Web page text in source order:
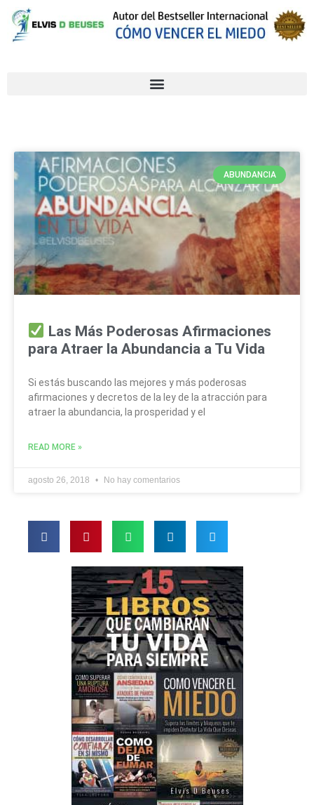
ABUNDANCIA
Las Más Poderosas Afirmaciones
para Atraer la Abundancia a Tu Vida
Si estás buscando las mejores y más poderosas
afirmaciones y decretos de la ley de la atracción para
atraer la abundancia, la prosperidad y el
READ MORE »
agosto 26, 2018 No hay comentarios